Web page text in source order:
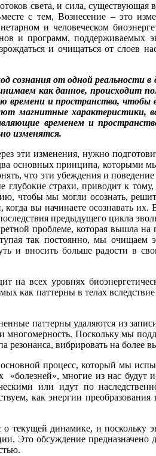
света, и сила,
с тем, Вознесение – это
и человеческом
и программ,
и очищаться от слоев
сознания от одной реальности
как данное, происходит
времени и пространства,
магнитные характеристики,
временем и
изменятся.
эти изменения, нужно
основных принципа, которыми
что эти убеждения и
страхи, приводит к
чтобы мы могли осознать,
вы начинаете осознавать
предыдущего цикла
проблеме, которая вышла на
так постоянно, мы очищаем
и вносить больше радости в
на всех уровнях
как паттерны в телах
паттерны удаляются из
Поскольку мы
вибрировать на более
процесс, который мы
«болезней», многие из нас
или идут по
как энергии преобразования
текущей динамике, и поскольку
Это обсуждение